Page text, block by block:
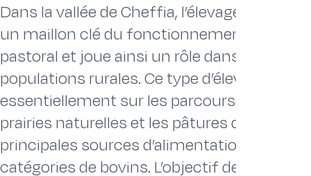
Dans la vallée de Cheffia, l’élevage
un maillon clé du fonctionnement du
pastoral et joue ainsi un rôle dans
populations rurales. Ce type d’élevage se
essentiellement sur les parcours des
prairies naturelles et les pâtures de résidus
principales sources d’alimentation de
catégories de bovins. L’objectif de cette